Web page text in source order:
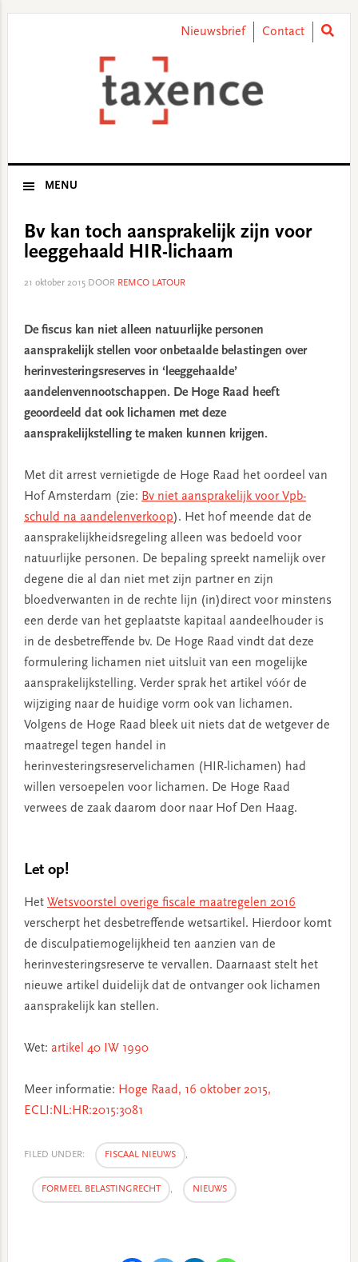
Nieuwsbrief Contact
MENU
Bv kan toch aansprakelijk zijn voor
leeggehaald HIR-lichaam
21 oktober 2015DOOR REMCO LATOUR
De fiscus kan niet alleen natuurlijke personen
aansprakelijk stellen voor onbetaalde belastingen over
herinvesteringsreserves in ‘leeggehaalde’
aandelenvennootschappen. De Hoge Raad heeft
geoordeeld dat ook lichamen met deze
aansprakelijkstelling te maken kunnen krijgen.
Met dit arrest vernietigde de Hoge Raad het oordeel van
Hof Amsterdam (zie: Bv niet aansprakelijk voor Vpb-
schuld na aandelenverkoop). Het hof meende dat de
aansprakelijkheidsregeling alleen was bedoeld voor
natuurlijke personen. De bepaling spreekt namelijk over
degene die al dan niet met zijn partner en zijn
bloedverwanten in de rechte lijn (in)direct voor minstens
een derde van het geplaatste kapitaal aandeelhouder is
in de desbetreffende bv. De Hoge Raad vindt dat deze
formulering lichamen niet uitsluit van een mogelijke
aansprakelijkstelling. Verder sprak het artikel vóór de
wijziging naar de huidige vorm ook van lichamen.
Volgens de Hoge Raad bleek uit niets dat de wetgever de
maatregel tegen handel in
herinvesteringsreservelichamen (HIR-lichamen) had
willen versoepelen voor lichamen. De Hoge Raad
verwees de zaak daarom door naar Hof Den Haag.
Let op!
Het Wetsvoorstel overige fiscale maatregelen 2016
verscherpt het desbetreffende wetsartikel. Hierdoor komt
de disculpatiemogelijkheid ten aanzien van de
herinvesteringsreserve te vervallen. Daarnaast stelt het
nieuwe artikel duidelijk dat de ontvanger ook lichamen
aansprakelijk kan stellen.
Wet: artikel 40 IW 1990
Meer informatie: Hoge Raad, 16 oktober 2015,
ECLI:NL:HR:2015:3081
FILED UNDER: FISCAAL NIEUWS ,
FORMEEL BELASTINGRECHT , NIEUWS